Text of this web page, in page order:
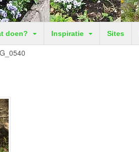
doen? Inspiratie Sites